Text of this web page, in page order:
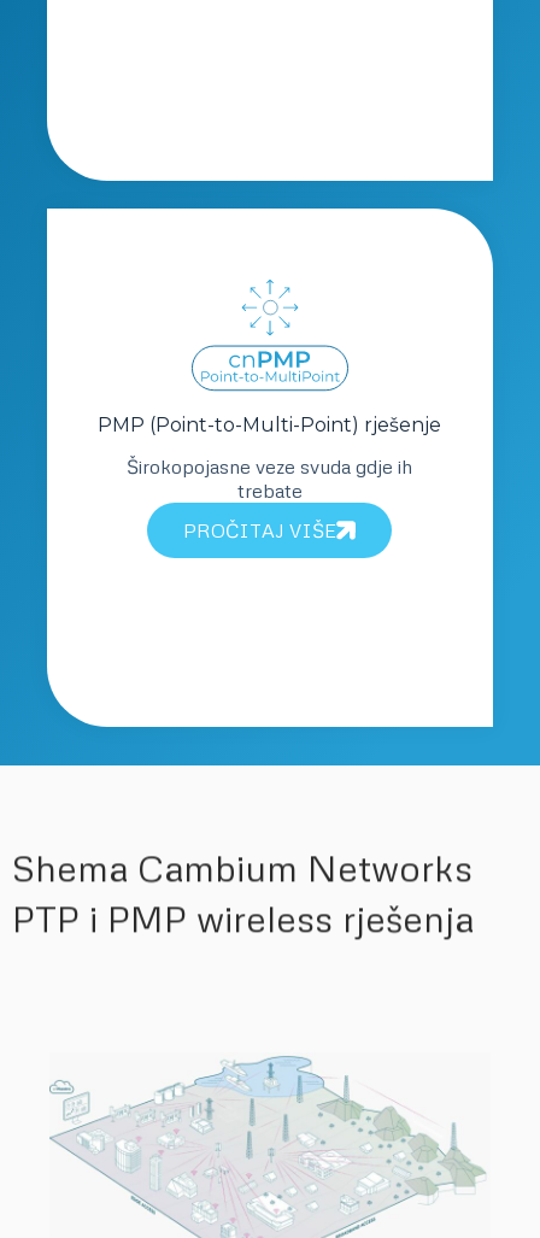
PMP (Point-to-Multi-Point) rješenje
Širokopojasne veze svuda gdje ih
trebate
PROČITAJ VIŠE
Shema Cambium Networks
PTP i PMP wireless rješenja